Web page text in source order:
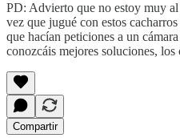
PD: Advierto que no estoy muy
vez que jugué con estos
que hacían peticiones a un
conozcáis mejores soluciones, los
Compartir